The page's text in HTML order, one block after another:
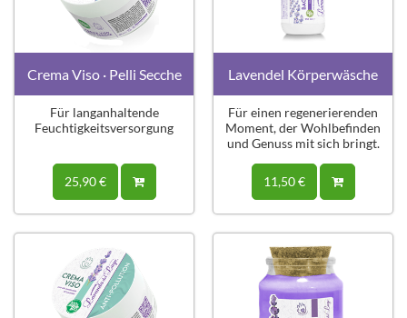
Crema Viso · Pelli Secche
Für langanhaltende
Feuchtigkeitsversorgung
25,90 €
Lavendel Körperwäsche
Für einen regenerierenden
Moment, der Wohlbefinden
und Genuss mit sich bringt.
11,50 €